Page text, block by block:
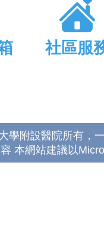
社區服
學附設醫院所有，
本網站建議以